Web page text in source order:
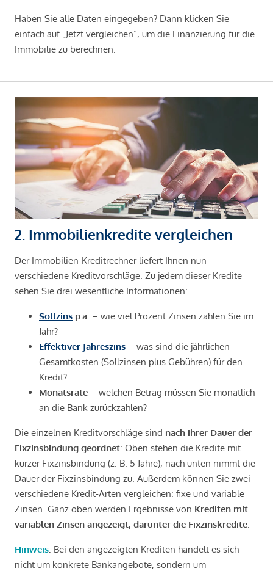
Haben Sie alle Daten eingegeben? Dann klicken Sie
einfach auf „Jetzt vergleichen“, um die Finanzierung für die
Immobilie zu berechnen.
2. Immobilienkredite vergleichen
Der Immobilien-Kreditrechner liefert Ihnen nun
verschiedene Kreditvorschläge. Zu jedem dieser Kredite
sehen Sie drei wesentliche Informationen:
Sollzins p.a . – wie viel Prozent Zinsen zahlen Sie im
Jahr?
Effektiver Jahreszins – was sind die jährlichen
Gesamtkosten (Sollzinsen plus Gebühren) für den
Kredit?
Monatsrate – welchen Betrag müssen Sie monatlich
an die Bank zurückzahlen?
Die einzelnen Kreditvorschläge sind nach ihrer Dauer der
Fixzinsbindung geordnet: Oben stehen die Kredite mit
kürzer Fixzinsbindung (z. B. 5 Jahre), nach unten nimmt die
Dauer der Fixzinsbindung zu. Außerdem können Sie zwei
verschiedene Kredit-Arten vergleichen: fixe und variable
Zinsen. Ganz oben werden Ergebnisse von Krediten mit
variablen Zinsen angezeigt, darunter die Fixzinskredite
Hinweis: Bei den angezeigten Krediten handelt es sich
nicht um konkrete Bankangebote, sondern um